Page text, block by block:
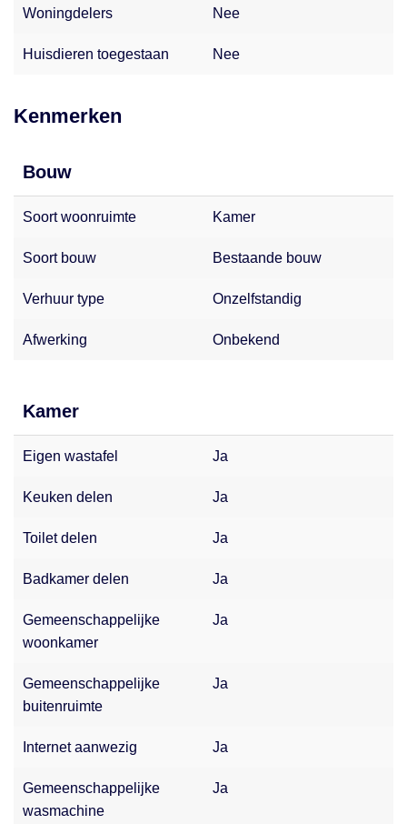
Woningdelers Nee
Huisdieren toegestaan Nee
Kenmerken
Bouw
Soort woonruimte Kamer
Soort bouw Bestaande bouw
Verhuur type Onzelfstandig
Afwerking Onbekend
Kamer
Eigen wastafel Ja
Keuken delen Ja
Toilet delen Ja
Badkamer delen Ja
Gemeenschappelijke
woonkamer
Ja
Gemeenschappelijke
buitenruimte
Ja
Internet aanwezig Ja
Gemeenschappelijke
wasmachine
Ja